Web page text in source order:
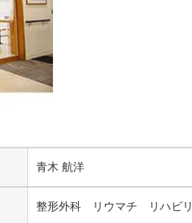
青木 航洋
整形外科 リウマチ リハビリ